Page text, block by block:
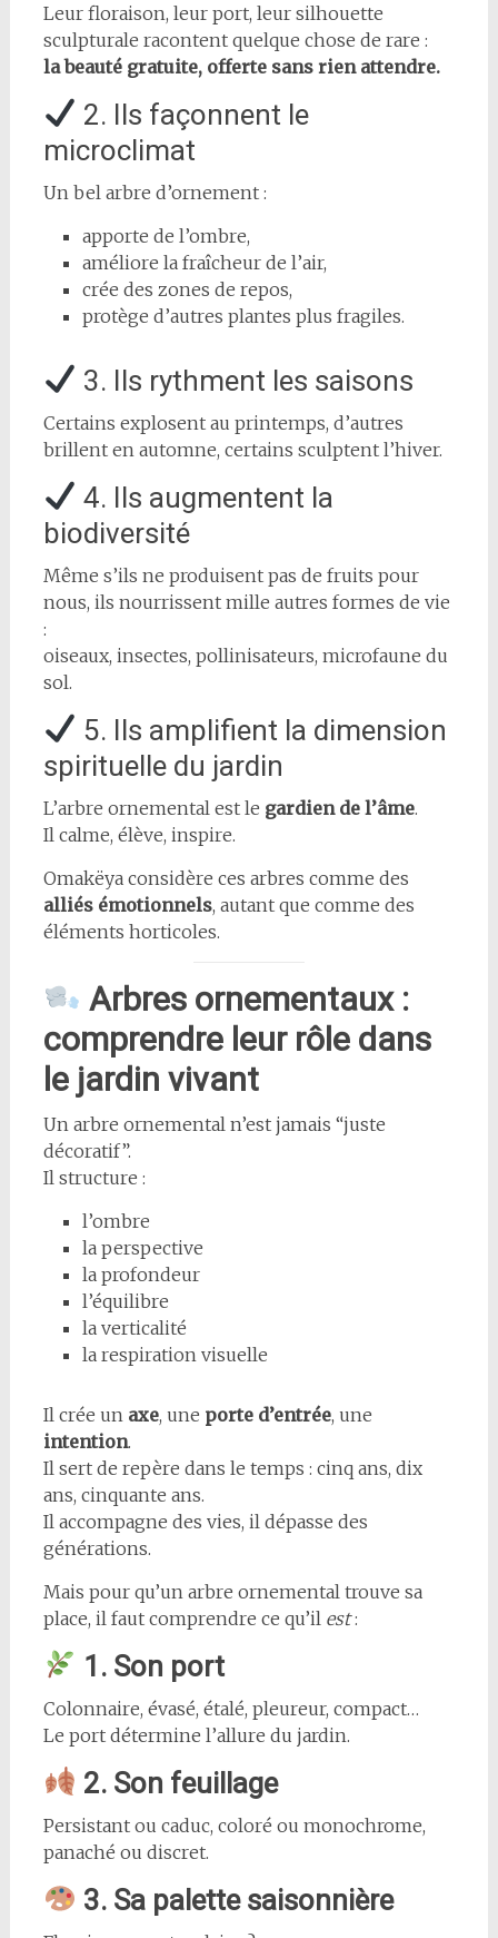
Leur floraison, leur port, leur silhouette
sculpturale racontent quelque chose de rare :
la beauté gratuite, offerte sans rien attendre.
2. Ils façonnent le
microclimat
Un bel arbre d’ornement :
apporte de l’ombre,
améliore la fraîcheur de l’air,
crée des zones de repos,
protège d’autres plantes plus fragiles.
3. Ils rythment les saisons
Certains explosent au printemps, d’autres
brillent en automne, certains sculptent l’hiver.
4. Ils augmentent la
biodiversité
Même s’ils ne produisent pas de fruits pour
nous, ils nourrissent mille autres formes de vie
:
oiseaux, insectes, pollinisateurs, microfaune du
sol.
5. Ils amplifient la dimension
spirituelle du jardin
L’arbre ornemental est le gardien de l’âme.
Il calme, élève, inspire.
Omakëya considère ces arbres comme des
alliés émotionnels, autant que comme des
éléments horticoles.
Arbres ornementaux :
comprendre leur rôle dans
le jardin vivant
Un arbre ornemental n’est jamais “juste
décoratif”.
Il structure :
l’ombre
la perspective
la profondeur
l’équilibre
la verticalité
la respiration visuelle
Il crée un axe, une porte d’entrée, une
intention.
Il sert de repère dans le temps : cinq ans, dix
ans, cinquante ans.
Il accompagne des vies, il dépasse des
générations.
Mais pour qu’un arbre ornemental trouve sa
place, il faut comprendre ce qu’il est:
1. Son port
Colonnaire, évasé, étalé, pleureur, compact…
Le port détermine l’allure du jardin.
2. Son feuillage
Persistant ou caduc, coloré ou monochrome,
panaché ou discret.
3. Sa palette saisonnière